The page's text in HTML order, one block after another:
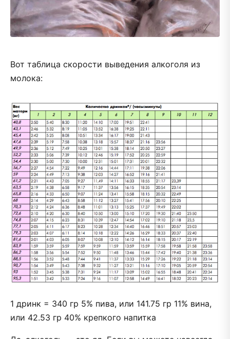
Вот таблица скорости выведения алкоголя из
молока:
1 дринк = 340 гр 5% пива, или 141.75 гр 11% вина,
или 42.53 гр 40% крепкого напитка